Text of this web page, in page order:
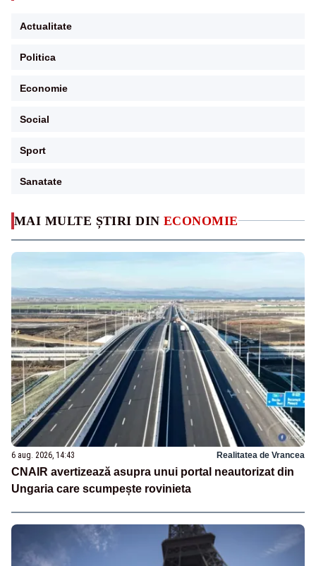
MAI MULTE ȘTIRI DIN ECONOMIE
6 aug. 2026, 14:43 Realitatea de Vrancea
CNAIR avertizează asupra unui portal neautorizat din
Ungaria care scumpește rovinieta
Actualitate
Politica
Economie
Social
Sport
Sanatate